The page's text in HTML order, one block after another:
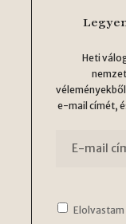
Heti
e-mail címét,